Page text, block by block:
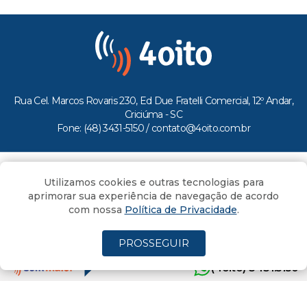
Rua Cel. Marcos Rovaris 230, Ed Due Fratelli Comercial, 12º Andar,
Criciúma - SC
Fone: (48) 3431-5150 / contato@4oito.com.br
Todos os direitos reservados ao Portal 4oito
(4oito) 3431.5150
Utilizamos cookies e outras tecnologias para
aprimorar sua experiência de navegação de acordo
com nossa Política de Privacidade.
PROSSEGUIR